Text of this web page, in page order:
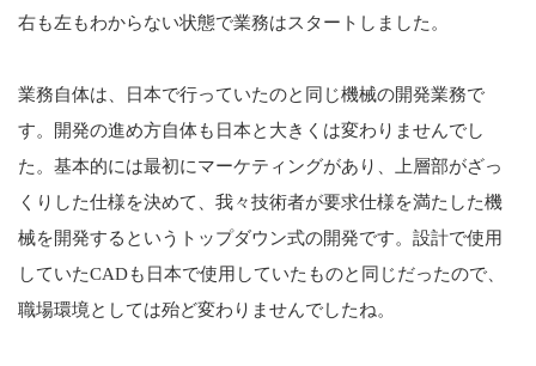
右も左もわからない状態で業務はスタートしました。
業務自体は、日本で行っていたのと同じ機械の開発業務で
す。開発の進め方自体も日本と大きくは変わりませんでし
た。基本的には最初にマーケティングがあり、上層部がざっ
くりした仕様を決めて、我々技術者が要求仕様を満たした機
械を開発するというトップダウン式の開発です。設計で使用
していたCADも日本で使用していたものと同じだったので、
職場環境としては殆ど変わりませんでしたね。